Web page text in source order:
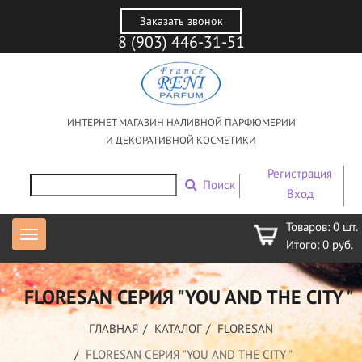
Заказать звонок
8 (903) 446-31-51
ИНТЕРНЕТ МАГАЗИН НАЛИВНОЙ ПАРФЮМЕРИИ
И ДЕКОРАТИВНОЙ КОСМЕТИКИ
Поиск
Регистрация
Вход
Товаров: 0 шт.
Итого: 0 руб.
FLORESAN СЕРИЯ "YOU AND THE CITY "
ГЛАВНАЯ КАТАЛОГ
FLORESAN
FLORESAN СЕРИЯ "YOU AND THE CITY "